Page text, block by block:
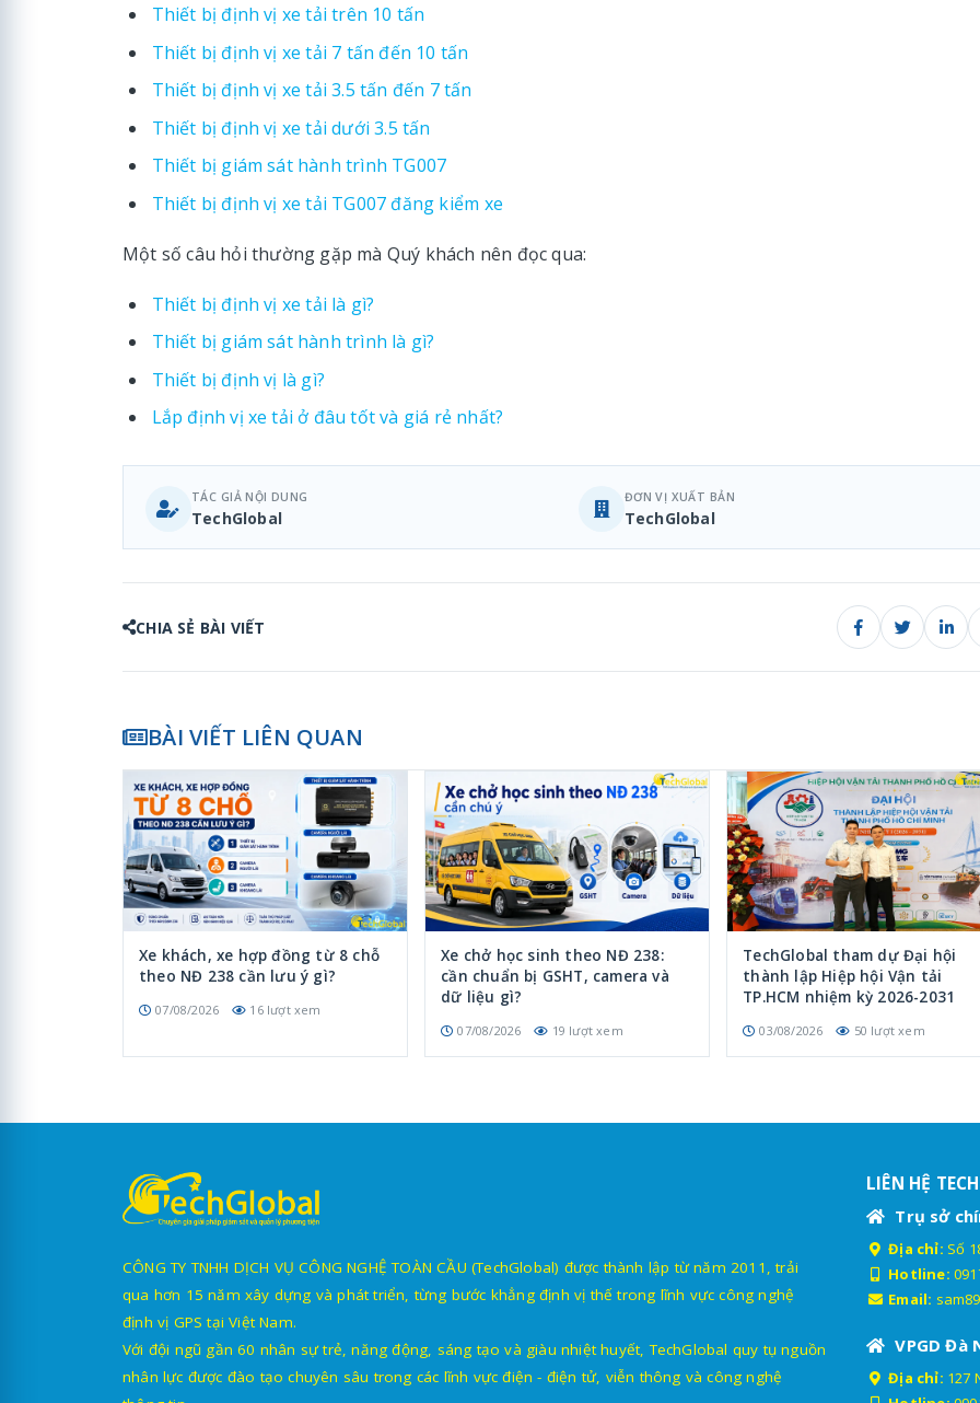
Thiết bị định vị xe tải trên 10 tấn
Thiết bị định vị xe tải 7 tấn đến 10 tấn
Thiết bị định vị xe tải 3.5 tấn đến 7 tấn
Thiết bị định vị xe tải dưới 3.5 tấn
Thiết bị giám sát hành trình TG007
Thiết bị định vị xe tải TG007 đăng kiểm xe
Một số câu hỏi thường gặp mà Quý khách nên đọc qua:
Thiết bị định vị xe tải là gì?
Thiết bị giám sát hành trình là gì?
Thiết bị định vị là gì?
Lắp định vị xe tải ở đâu tốt và giá rẻ nhất?
TÁC GIẢ NỘI DUNG
TechGlobal
ĐƠN VỊ XUẤT BẢN
TechGlobal
CHIA SẺ BÀI VIẾT
BÀI VIẾT LIÊN QUAN
Xe khách, xe hợp đồng từ 8 chỗ
theo NĐ 238 cần lưu ý gì?
07/08/2026 16 lượt xem
Xe chở học sinh theo NĐ 238:
cần chuẩn bị GSHT, camera và
dữ liệu gì?
07/08/2026 19 lượt xem
TechGlobal tham dự Đại hội
thành lập Hiệp hội Vận tải
TP.HCM nhiệm kỳ 2026-2031
03/08/2026 50 lượt xem
CÔNG TY TNHH DỊCH VỤ CÔNG NGHỆ TOÀN CẦU (TechGlobal) được thành lập từ năm 2011, trải
qua hơn 15 năm xây dựng và phát triển, từng bước khẳng định vị thế trong lĩnh vực công nghệ
định vị GPS tại Việt Nam.
Với đội ngũ gần 60 nhân sự trẻ, năng động, sáng tạo và giàu nhiệt huyết, TechGlobal quy tụ nguồn
nhân lực được đào tạo chuyên sâu trong các lĩnh vực điện - điện tử, viễn thông và công nghệ
LIÊN HỆ
Trụ sở
Địa chỉ: Số
Hotline:
Email:
VPGD Đà
Địa chỉ: 127